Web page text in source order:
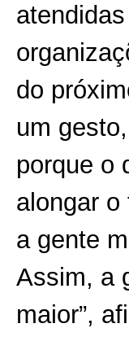
do
um
porque o
alongar
a gente
Assim, a
maior”,